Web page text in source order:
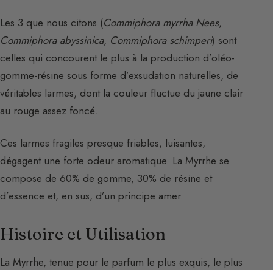
Les 3 que nous citons (Commiphora myrrha Nees,
Commiphora abyssinica, Commiphora schimperi) sont
celles qui concourent le plus à la production d’oléo-
gomme-résine sous forme d’exsudation naturelles, de
véritables larmes, dont la couleur fluctue du jaune clair
au rouge assez foncé.
Ces larmes fragiles presque friables, luisantes,
dégagent une forte odeur aromatique. La Myrrhe se
compose de 60% de gomme, 30% de résine et
d’essence et, en sus, d’un principe amer.
Histoire et Utilisation
La Myrrhe, tenue pour le parfum le plus exquis, le plus